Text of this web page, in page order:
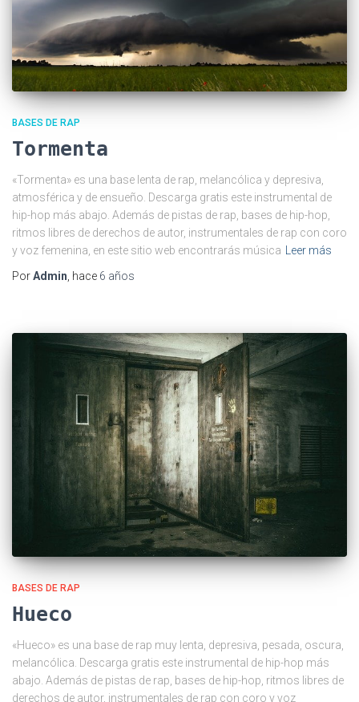
BASES DE RAP
Tormenta
«Tormenta» es una base lenta de rap, melancólica y depresiva,
atmosférica y de ensueño. Descarga gratis este instrumental de
hip-hop más abajo. Además de pistas de rap, bases de hip-hop,
ritmos libres de derechos de autor, instrumentales de rap con coro
y voz femenina, en este sitio web encontrarás música Leer más
PorAdmin, hace 6 años
BASES DE RAP
Hueco
«Hueco» es una base de rap muy lenta, depresiva, pesada, oscura,
melancólica. Descarga gratis este instrumental de hip-hop más
abajo. Además de pistas de rap, bases de hip-hop, ritmos libres de
derechos de autor, instrumentales de rap con coro y voz